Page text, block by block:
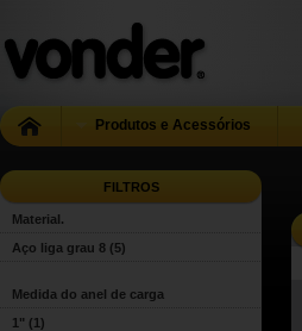
Produtos e Acessórios
FILTROS
Material.
Aço liga grau 8 (5)
Medida do anel de carga
1" (1)